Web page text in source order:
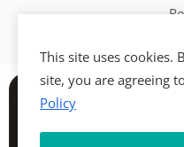
This site uses cookies.
site, you are agreeing
Policy